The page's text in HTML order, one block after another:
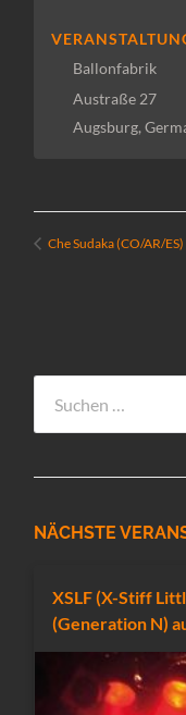
Ballonfabrik
Austraße 27
Augsburg,
Che Sudaka (CO/AR/ES)
nach:
NÄCHSTE
XSLF (X-Stiff
(Generation N)